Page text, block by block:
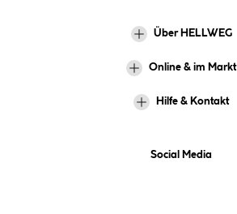
Über HELLWEG
Online & im Markt
Hilfe & Kontakt
Social Media